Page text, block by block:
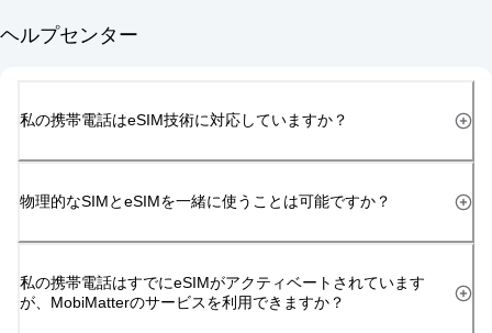
ヘルプセンター
私の携帯電話はeSIM技術に対応していますか？
物理的なSIMとeSIMを一緒に使うことは可能ですか？
私の携帯電話はすでにeSIMがアクティベートされています
が、MobiMatterのサービスを利用できますか？